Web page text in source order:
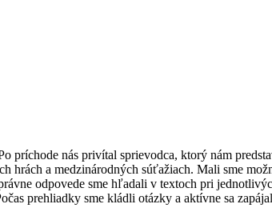
príchode nás privítal sprievodca, ktorý nám
hrách a medzinárodných súťažiach. Mali sme
odpovede sme hľadali v textoch pri
prehliadky sme kládli otázky a aktívne sa